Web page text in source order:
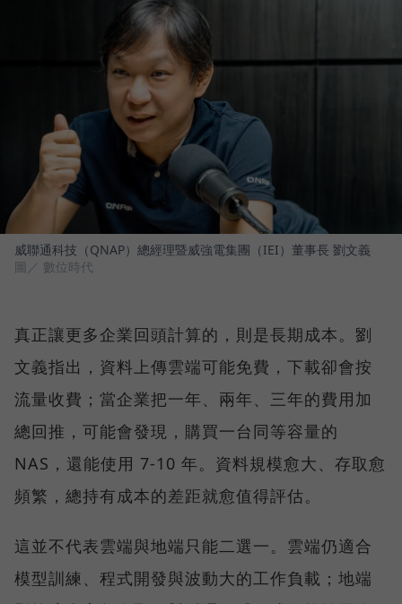
威聯通科技（QNAP）總經理暨威強電集團（IEI）董事長 劉文義
圖／ 數位時代
真正讓更多企業回頭計算的，則是長期成本。劉
文義指出，資料上傳雲端可能免費，下載卻會按
流量收費；當企業把一年、兩年、三年的費用加
總回推，可能會發現，購買一台同等容量的
NAS，還能使用 7-10 年。資料規模愈大、存取愈
頻繁，總持有成本的差距就愈值得評估。
這並不代表雲端與地端只能二選一。雲端仍適合
模型訓練、程式開發與波動大的工作負載；地端